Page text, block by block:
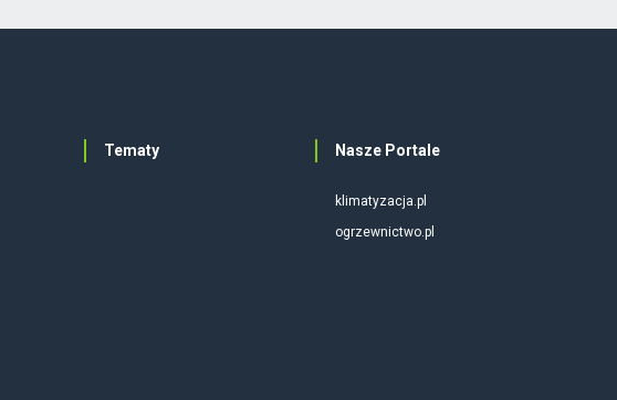
Tematy Nasze Portale
klimatyzacja.pl
ogrzewnictwo.pl